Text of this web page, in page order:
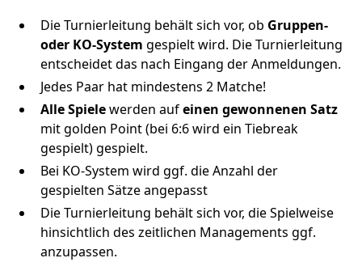
Die Turnierleitung behält sich vor, ob Gruppen-
oder KO-System gespielt wird. Die Turnierleitung
entscheidet das nach Eingang der Anmeldungen.
Jedes Paar hat mindestens 2 Matche!
Alle Spielewerden aufeinen gewonnenen Satz
mit golden Point (bei 6:6 wird ein Tiebreak
gespielt) gespielt.
Bei KO-System wird ggf. die Anzahl der
gespielten Sätze angepasst
Die Turnierleitung behält sich vor, die Spielweise
hinsichtlich des zeitlichen Managements ggf.
anzupassen.